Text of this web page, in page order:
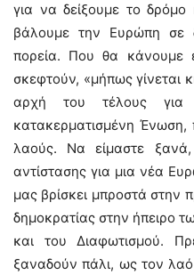
για να δείξουμε το δρόμο
βάλουμε την Ευρώπη σε
πορεία. Που θα κάνουμε
σκεφτούν, «μήπως γίνεται
αρχή του τέλους για
κατακερματισμένη Ένωση,
λαούς. Να είμαστε
αντίστασης για μια νέα
μας βρίσκει μπροστά στην
δημοκρατίας στην ήπειρο
και του Διαφωτισμού.
ξαναδούν πάλι, ως τον